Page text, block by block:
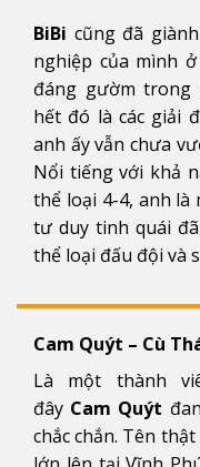
BiBi cũng đã
nghiệp của mình
đáng gườm trong
hết đó là các giải
anh ấy vẫn chưa
Nổi tiếng với khả
thể loại 4-4, anh là
tư duy tinh quái
thể loại đấu đội và
Cam Quýt – Cù
Là một thành
đây Cam Quýt
chắc chắn. Tên thật